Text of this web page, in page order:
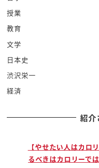
体制の
保証でございます
体制の保証っていう形
キムOKのキム政権
の政治
これを変えないですはい
が一番怖いんです
核に全振りしてるんで
そしてなんとかその
授業
教育
文学
日本史
渋沢栄一
経済
紹介
【やせたい人はカ
るべきはカロリーで